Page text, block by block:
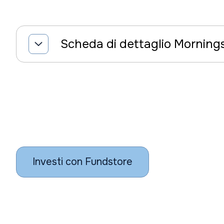
Scheda di dettaglio
Investi con Fundstore